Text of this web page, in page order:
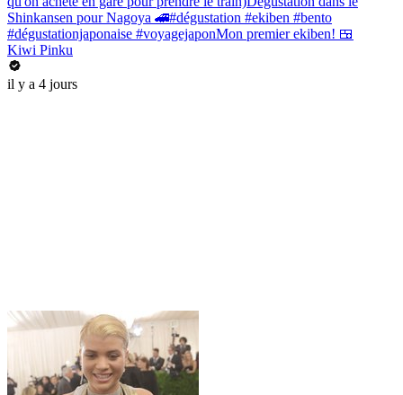
Shinkansen pour Nagoya 🚄#dégustation #ekiben #bento
#dégustationjaponaise #voyagejaponMon premier ekiben! 🍱
Kiwi Pinku
il y a 4 jours